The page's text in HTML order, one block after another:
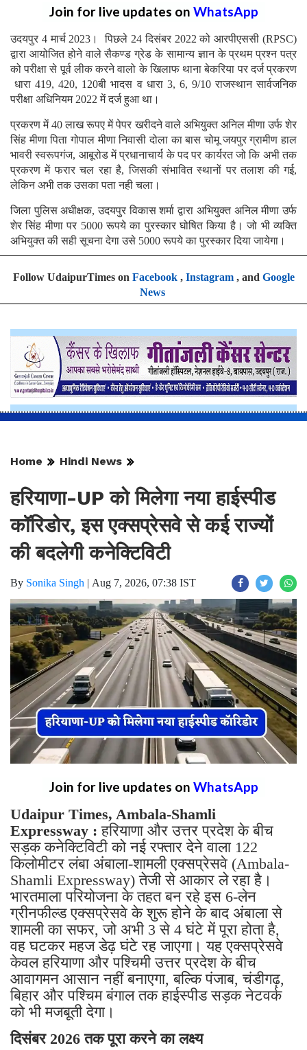
Join for live updates on WhatsApp
उदयपुर 4 मार्च 2023। पिछले 24 दिसंबर 2022 को आरपीएससी (RPSC)
द्वारा आयोजित होने वाले सैकण्ड ग्रेड के सामान्य ज्ञान के प्रथम प्रश्न पत्र
को परीक्षा से पूर्व लीक करने वालो के खिलाफ थाना बेकरिया पर दर्ज प्रकरण
धारा 419, 420, 120बी भादस व धारा 3, 6, 9/10 राजस्थान सार्वजनिक
परीक्षा अधिनियम 2022 में दर्ज हुआ था।
प्रकरण में 40 लाख रूपए में पेपर खरीदने वाले अभियुक्त अनिल मीणा उर्फ शेर
सिंह मीणा पिता गोपाल मीणा निवासी दोला का बास चोमू जयपुर ग्रामीण हाल
भावरी स्वरूपगंज, आबूरोड में प्रधानाचार्य के पद पर कार्यरत जो कि अभी तक
प्रकरण में फरार चल रहा है, जिसकी संभावित स्थानों पर तलाश की गई,
लेकिन अभी तक उसका पता नही चला।
जिला पुलिस अधीक्षक, उदयपुर विकास शर्मा द्वारा अभियुक्त अनिल मीणा उर्फ
शेर सिंह मीणा पर 5000 रूपये का पुरस्कार घोषित किया है। जो भी व्यक्ति
अभियुक्त की सही सूचना देगा उसे 5000 रूपये का पुरस्कार दिया जायेगा।
Follow UdaipurTimes on Facebook, Instagram, and Google
News
Home Hindi News
हरियाणा-UP को मिलेगा नया हाईस्पीड
कॉरिडोर, इस एक्सप्रेसवे से कई राज्यों
की बदलेगी कनेक्टिविटी
By Sonika Singh | Aug 7, 2026, 07:38 IST
Join for live updates on WhatsApp
Udaipur Times, Ambala-Shamli
Expressway :हरियाणा और उत्तर प्रदेश के बीच
सड़क कनेक्टिविटी को नई रफ्तार देने वाला 122
किलोमीटर लंबा अंबाला-शामली एक्सप्रेसवे (Ambala-
Shamli Expressway) तेजी से आकार ले रहा है।
भारतमाला परियोजना के तहत बन रहे इस 6-लेन
ग्रीनफील्ड एक्सप्रेसवे के शुरू होने के बाद अंबाला से
शामली का सफर, जो अभी 3 से 4 घंटे में पूरा होता है,
वह घटकर महज डेढ़ घंटे रह जाएगा। यह एक्सप्रेसवे
केवल हरियाणा और पश्चिमी उत्तर प्रदेश के बीच
आवागमन आसान नहीं बनाएगा, बल्कि पंजाब, चंडीगढ़,
बिहार और पश्चिम बंगाल तक हाईस्पीड सड़क नेटवर्क
को भी मजबूती देगा।
दिसंबर 2026 तक पूरा करने का लक्ष्य